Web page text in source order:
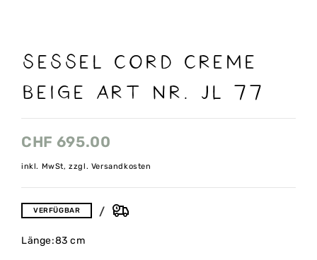
Sessel cord creme
beige Art nr. Jl 77
CHF 695.00
inkl. MwSt, zzgl. Versandkosten
VERFÜGBAR
Länge:83 cm